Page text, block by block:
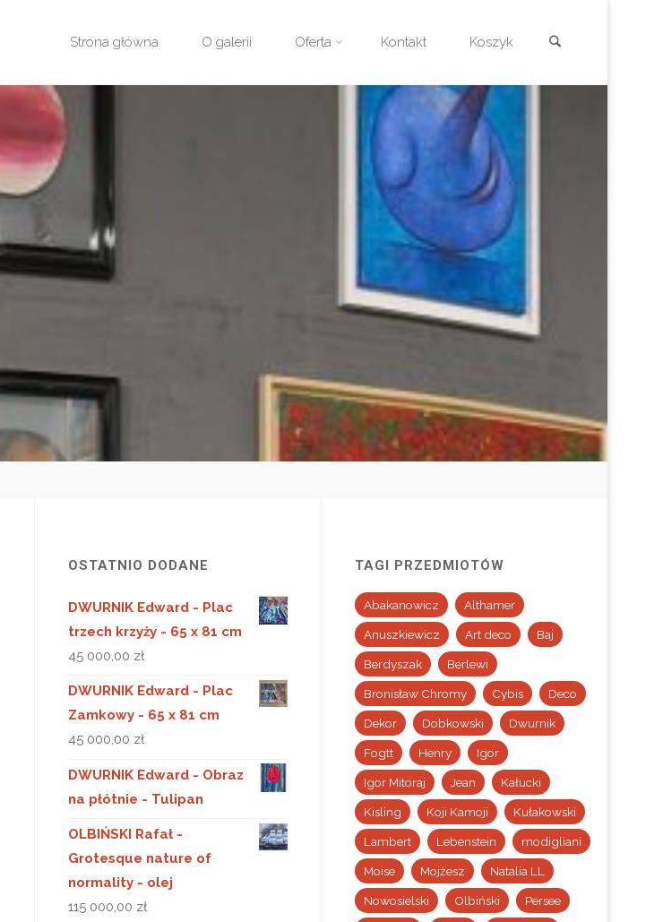
Strona główna O galerii Oferta Kontakt Koszyk
OSTATNIO DODANE
DWURNIK Edward - Plac
trzech krzyży - 65 x 81 cm
45 000,00 zł
DWURNIK Edward - Plac
Zamkowy - 65 x 81 cm
45 000,00 zł
DWURNIK Edward - Obraz
na płótnie - Tulipan
OLBIŃSKI Rafał -
Grotesque nature of
normality - olej
115 000,00 zł
TAGI PRZEDMIOTÓW
Abakanowicz Althamer
Anuszkiewicz Art deco Baj
Berdyszak Berlewi
Bronisław Chromy Cybis Deco
Dekor Dobkowski Dwurnik
Fogtt Henry Igor
Igor Mitoraj Jean Kałucki
Kisling Koji Kamoji Kułakowski
Lambert Lebenstein modigliani
Moise Mojżesz Natalia LL
Nowosielski Olbiński Persee